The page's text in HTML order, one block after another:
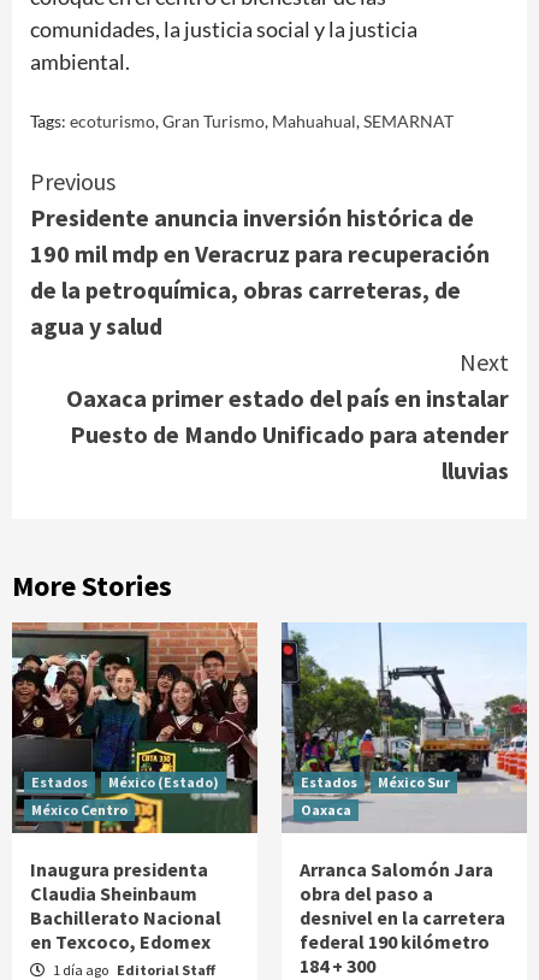
comunidades, la justicia social y la justicia
ambiental.
Tags: ecoturismo,Gran Turismo, Mahuahual,SEMARNAT
Continue
Reading
Previous
Presidente anuncia inversión histórica de
190 mil mdp en Veracruz para recuperación
de la petroquímica, obras carreteras, de
agua y salud
Next
Oaxaca primer estado del país en instalar
Puesto de Mando Unificado para atender
lluvias
More Stories
Estados
México (Estado)
México Centro
Inaugura presidenta
Claudia Sheinbaum
Bachillerato Nacional
en Texcoco, Edomex
1 día ago Editorial Staff
Estados
México Sur
Oaxaca
Arranca Salomón Jara
obra del paso a
desnivel en la carretera
federal 190 kilómetro
184 + 300